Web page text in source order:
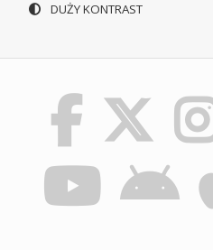
DUŻY KONTRAST